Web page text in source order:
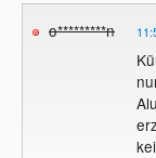
o*********n